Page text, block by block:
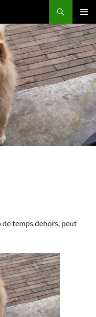
MENU
temps dehors, peut